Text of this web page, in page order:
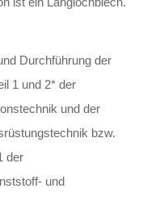
Durchführung der
1 und 2* der
und der
bzw.
der
und